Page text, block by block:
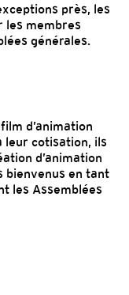
près, les
les membres
générales.
d’animation
leur cotisation, ils
d’animation
bienvenus en tant
les Assemblées